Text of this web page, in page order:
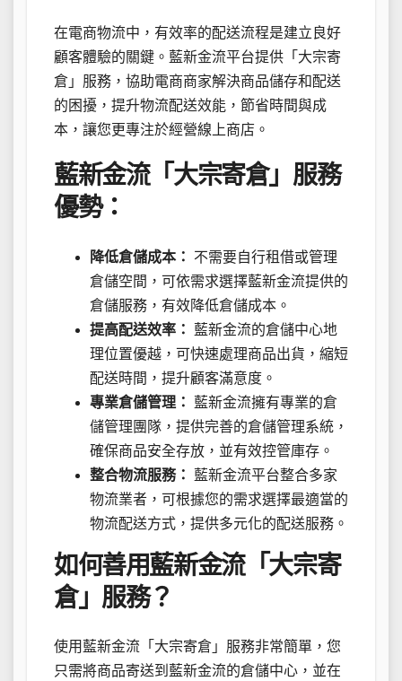
在電商物流中，有效率的配送流程是建立良好
顧客體驗的關鍵。藍新金流平台提供「大宗寄
倉」服務，協助電商商家解決商品儲存和配送
的困擾，提升物流配送效能，節省時間與成
本，讓您更專注於經營線上商店。
藍新金流「大宗寄倉」服務
優勢：
降低倉儲成本：
不需要自行租借或管理
倉儲空間，可依需求選擇藍新金流提供的
倉儲服務，有效降低倉儲成本。
提高配送效率：
藍新金流的倉儲中心地
理位置優越，可快速處理商品出貨，縮短
配送時間，提升顧客滿意度。
專業倉儲管理：
藍新金流擁有專業的倉
儲管理團隊，提供完善的倉儲管理系統，
確保商品安全存放，並有效控管庫存。
整合物流服務：
藍新金流平台整合多家
物流業者，可根據您的需求選擇最適當的
物流配送方式，提供多元化的配送服務。
如何善用藍新金流「大宗寄
倉」服務？
使用藍新金流「大宗寄倉」服務非常簡單，您
只需將商品寄送到藍新金流的倉儲中心，並在